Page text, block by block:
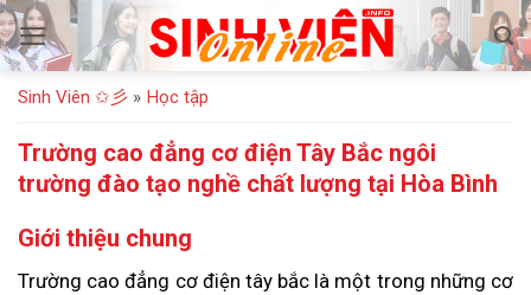
Bỏ
qua
nội
dung
Sinh Viên ✩彡 » Học tập
Trường cao đẳng cơ điện Tây Bắc ngôi
trường đào tạo nghề chất lượng tại Hòa Bình
Giới thiệu chung
Trường cao đẳng cơ điện tây bắc là một trong những cơ